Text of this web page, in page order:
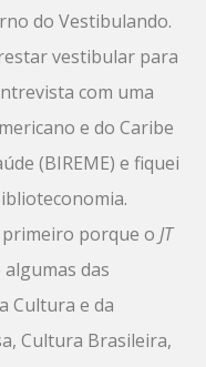
do Vestibulando.
vestibular para
com uma
e do Caribe
(BIREME) e fiquei
primeiro porque o JT
algumas das
Cultura e da
Cultura Brasileira,